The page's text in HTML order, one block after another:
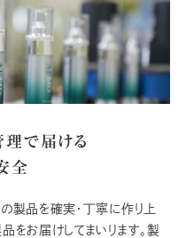
で届ける
全
製品を確実・丁寧に作り上
をお届けしてまいります。製